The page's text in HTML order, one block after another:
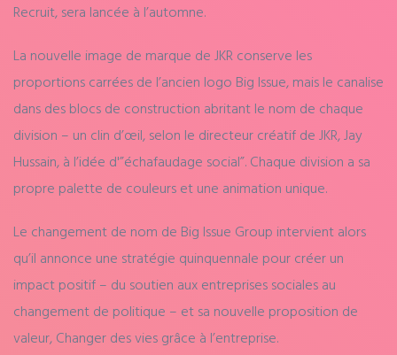
Recruit, sera lancée à l’automne.
La nouvelle image de marque de JKR conserve les
proportions carrées de l’ancien logo Big Issue, mais le canalise
dans des blocs de construction abritant le nom de chaque
division – un clin d’œil, selon le directeur créatif de JKR, Jay
Hussain, à l’idée d'”échafaudage social”. Chaque division a sa
propre palette de couleurs et une animation unique.
Le changement de nom de Big Issue Group intervient alors
qu’il annonce une stratégie quinquennale pour créer un
impact positif – du soutien aux entreprises sociales au
changement de politique – et sa nouvelle proposition de
valeur, Changer des vies grâce à l’entreprise.